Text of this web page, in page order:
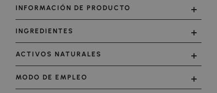
INFORMACIÓN DE PRODUCTO
INGREDIENTES
ACTIVOS NATURALES
MODO DE EMPLEO